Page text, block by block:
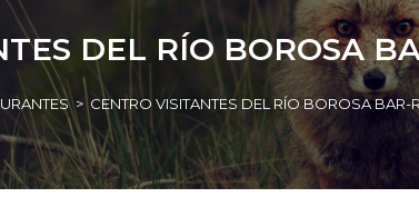
DEL RÍO BOROSA
> CENTRO VISITANTES DEL RÍO BOROSA BAR-